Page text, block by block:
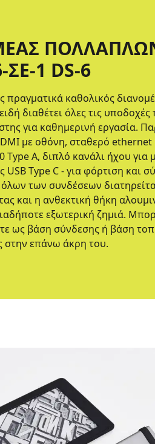
ΣΕ-1 DS-6
πραγματικά καθολικός
διαθέτει όλες τις
για καθημερινή εργασία.
με οθόνη, σταθερό
Type A, διπλό κανάλι ήχου
USB Type C - για φόρτιση και
των συνδέσεων
και η ανθεκτική θήκη
εξωτερική ζημιά.
ως βάση σύνδεσης ή βάση
στην επάνω άκρη του.